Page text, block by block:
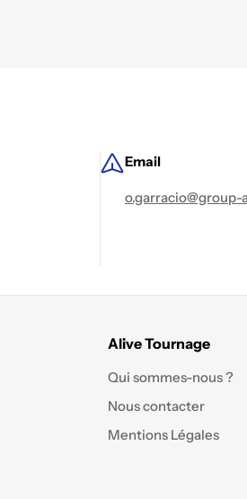
Email
o.garracio@group-
Alive Tournage
Qui sommes-nous ?
Nous contacter
Mentions Légales